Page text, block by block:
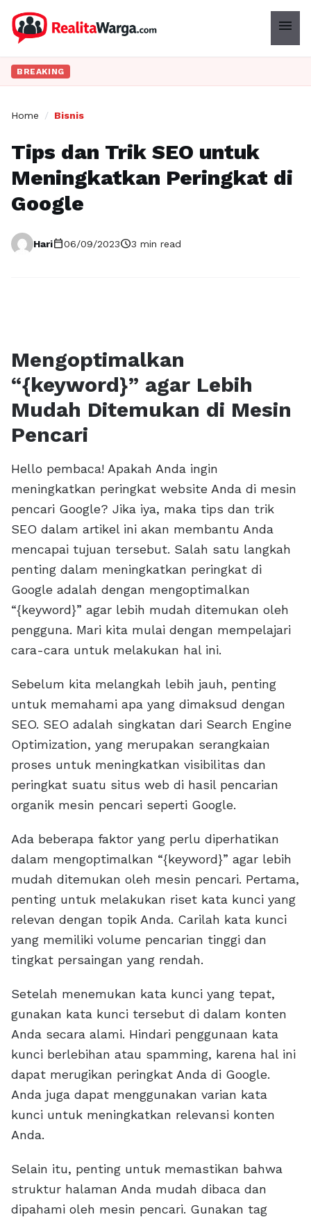
menu
BREAKING
Home / Bisnis
Tips dan Trik SEO untuk
Meningkatkan Peringkat di
Google
Haricalendar_today06/09/2023schedule3 min read
Mengoptimalkan
“{keyword}” agar Lebih
Mudah Ditemukan di Mesin
Pencari
Hello pembaca! Apakah Anda ingin
meningkatkan peringkat website Anda di mesin
pencari Google? Jika iya, maka tips dan trik
SEO dalam artikel ini akan membantu Anda
mencapai tujuan tersebut. Salah satu langkah
penting dalam meningkatkan peringkat di
Google adalah dengan mengoptimalkan
“{keyword}” agar lebih mudah ditemukan oleh
pengguna. Mari kita mulai dengan mempelajari
cara-cara untuk melakukan hal ini.
Sebelum kita melangkah lebih jauh, penting
untuk memahami apa yang dimaksud dengan
SEO. SEO adalah singkatan dari Search Engine
Optimization, yang merupakan serangkaian
proses untuk meningkatkan visibilitas dan
peringkat suatu situs web di hasil pencarian
organik mesin pencari seperti Google.
Ada beberapa faktor yang perlu diperhatikan
dalam mengoptimalkan “{keyword}” agar lebih
mudah ditemukan oleh mesin pencari. Pertama,
penting untuk melakukan riset kata kunci yang
relevan dengan topik Anda. Carilah kata kunci
yang memiliki volume pencarian tinggi dan
tingkat persaingan yang rendah.
Setelah menemukan kata kunci yang tepat,
gunakan kata kunci tersebut di dalam konten
Anda secara alami. Hindari penggunaan kata
kunci berlebihan atau spamming, karena hal ini
dapat merugikan peringkat Anda di Google.
Anda juga dapat menggunakan varian kata
kunci untuk meningkatkan relevansi konten
Anda.
Selain itu, penting untuk memastikan bahwa
struktur halaman Anda mudah dibaca dan
dipahami oleh mesin pencari. Gunakan tag